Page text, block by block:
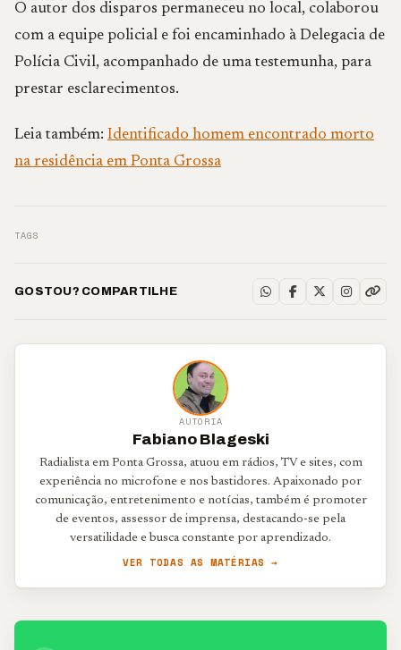
O autor dos disparos permaneceu no local, colaborou
com a equipe policial e foi encaminhado à Delegacia de
Polícia Civil, acompanhado de uma testemunha, para
prestar esclarecimentos.
Leia também: Identificado homem encontrado morto
na residência em Ponta Grossa
TAGS
GOSTOU? COMPARTILHE
AUTORIA
Fabiano Blageski
Radialista em Ponta Grossa, atuou em rádios, TV e sites, com
experiência no microfone e nos bastidores. Apaixonado por
comunicação, entretenimento e notícias, também é promoter
de eventos, assessor de imprensa, destacando-se pela
versatilidade e busca constante por aprendizado.
VER TODAS AS MATÉRIAS →